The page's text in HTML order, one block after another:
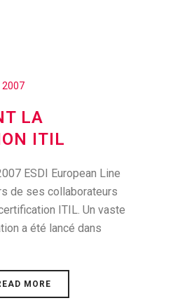
2007
LA
ITIL
ESDI European Line
de ses collaborateurs
ITIL. Un vaste
a été lancé dans
MORE